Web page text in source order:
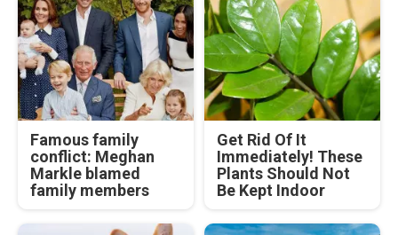
Famous family
conflict: Meghan
Markle blamed
family members
Get Rid Of It
Immediately! These
Plants Should Not
Be Kept Indoor